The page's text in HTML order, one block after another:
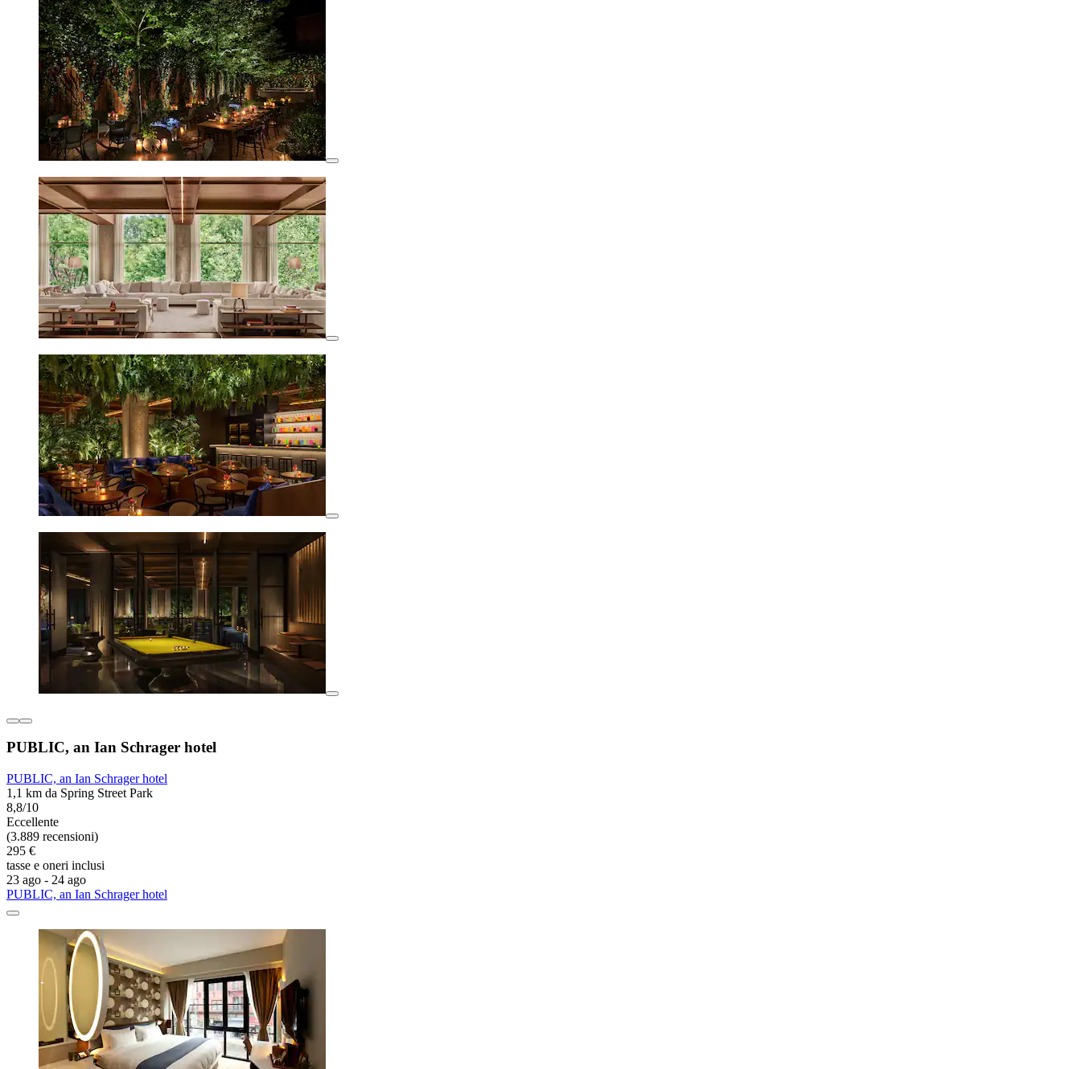
PUBLIC, an Ian Schrager hotel
PUBLIC, an Ian Schrager hotel
1,1 km da Spring Street Park
8,8/10
Eccellente
(3.889 recensioni)
295 €
tasse e oneri inclusi
23 ago - 24 ago
PUBLIC, an Ian Schrager hotel